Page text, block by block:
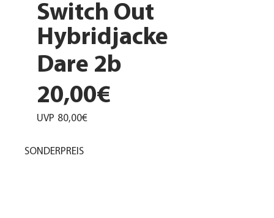
Switch Out
Hybridjacke
Dare 2b
20,00€
UVP 80,00€
SONDERPREIS